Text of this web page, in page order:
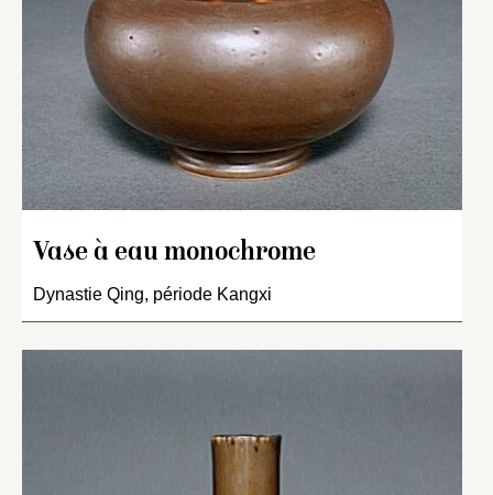
Vase à eau monochrome
Dynastie Qing, période Kangxi